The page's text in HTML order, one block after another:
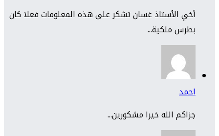
أخي الأستاذ غسان تشكر على هذه المعلومات فعلا كان
بطرس ملكية...
احمد
جزاكم الله خيرا مشكورين...